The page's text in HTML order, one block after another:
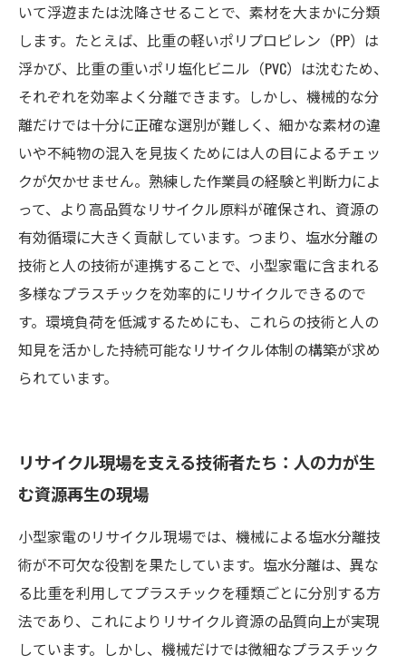
いて浮遊または沈降させることで、素材を大まかに分類
します。たとえば、比重の軽いポリプロピレン（PP）は
浮かび、比重の重いポリ塩化ビニル（PVC）は沈むため、
それぞれを効率よく分離できます。しかし、機械的な分
離だけでは十分に正確な選別が難しく、細かな素材の違
いや不純物の混入を見抜くためには人の目によるチェッ
クが欠かせません。熟練した作業員の経験と判断力によ
って、より高品質なリサイクル原料が確保され、資源の
有効循環に大きく貢献しています。つまり、塩水分離の
技術と人の技術が連携することで、小型家電に含まれる
多様なプラスチックを効率的にリサイクルできるので
す。環境負荷を低減するためにも、これらの技術と人の
知見を活かした持続可能なリサイクル体制の構築が求め
られています。
リサイクル現場を支える技術者たち：人の力が生
む資源再生の現場
小型家電のリサイクル現場では、機械による塩水分離技
術が不可欠な役割を果たしています。塩水分離は、異な
る比重を利用してプラスチックを種類ごとに分別する方
法であり、これによりリサイクル資源の品質向上が実現
しています。しかし、機械だけでは微細なプラスチック